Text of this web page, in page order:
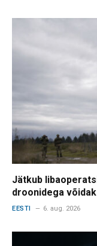
Jätkub
droonidega
EESTI 6. aug. 2026